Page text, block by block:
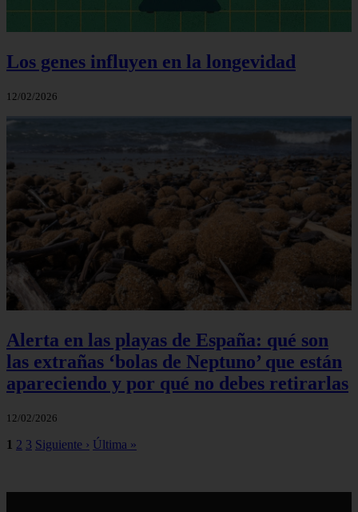
Los genes influyen en la longevidad
12/02/2026
Alerta en las playas de España: qué son
las extrañas ‘bolas de Neptuno’ que están
apareciendo y por qué no debes retirarlas
12/02/2026
1 2 3 Siguiente › Última »